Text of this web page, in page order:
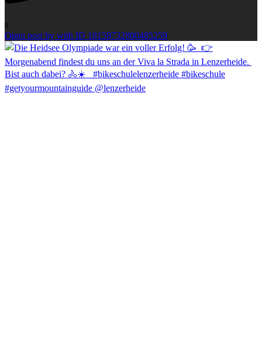
0
Open post by with ID 18158732800485259